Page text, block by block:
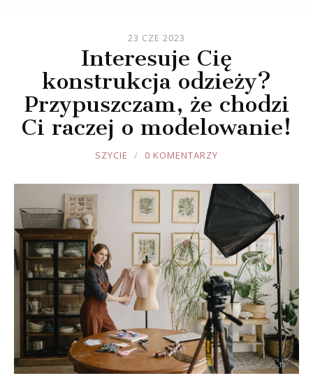
23 CZE 2023
Interesuje Cię
konstrukcja odzieży?
Przypuszczam, że chodzi
Ci raczej o modelowanie!
JOULE
SZYCIE 0 KOMENTARZY